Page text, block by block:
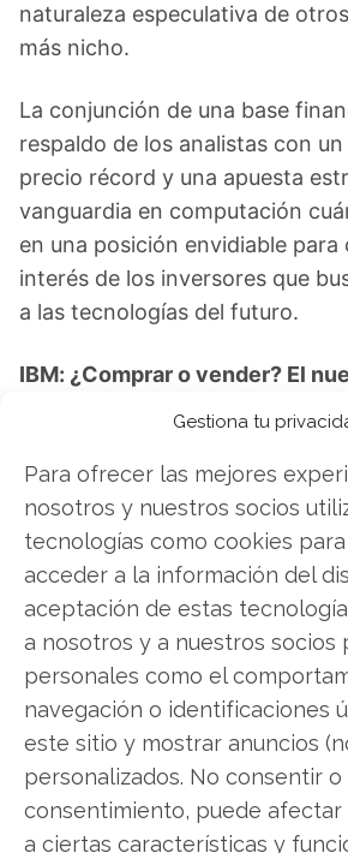
Gestiona tu
Para ofrecer las mejores
nosotros y nuestros socios
tecnologías como cookies
acceder a la información del
aceptación de estas
a nosotros y a nuestros socios
personales como el
navegación o identificaciones
este sitio y mostrar anuncios
personalizados. No consentir
consentimiento, puede
a ciertas características y
naturaleza especulativa de
más nicho.
La conjunción de una base
respaldo de los analistas con
precio récord y una apuesta
vanguardia en computación
en una posición envidiable para
interés de los inversores que
a las tecnologías del futuro.
IBM: ¿Comprar o vender? El
Los últimos resultados de IBM
contundentes: Acción
los inversores de IBM. ¿Merece
es momento de vender? En el
actual del 8 de agosto
qué hacer.
IBM: ¿Comprar o vender?¡Lee